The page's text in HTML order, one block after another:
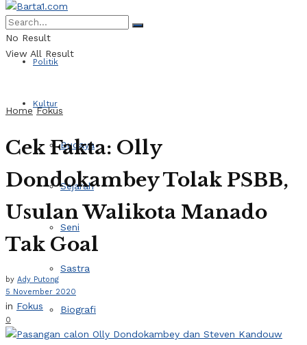
Politik
Kultur
Budaya
Sejarah
Seni
Sastra
Biografi
No Result
View All Result
Home Fokus
Cek Fakta: Olly
Dondokambey Tolak PSBB,
Usulan Walikota Manado
Tak Goal
by Ady Putong
5 November 2020
in Fokus
0